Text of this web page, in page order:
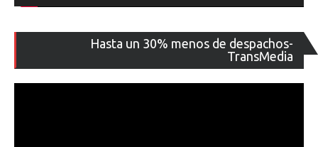
Hasta un 30% menos de despachos-
TransMedia
de